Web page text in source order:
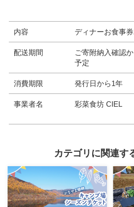
内容 ディナーお食事
配送期間
ご寄附納入確認
予定
消費期限 発行日から1年
事業者名 彩菜食坊 CIEL
カテゴリに関連す